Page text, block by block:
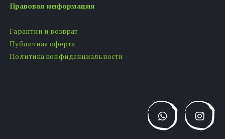
Правовая информация
Гарантии и возврат
Публичная оферта
Политика конфиденциальности